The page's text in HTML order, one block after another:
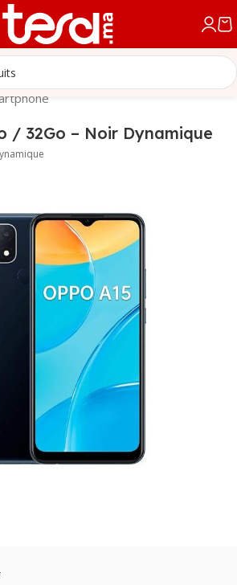
/ 32Go – Noir Dynamique